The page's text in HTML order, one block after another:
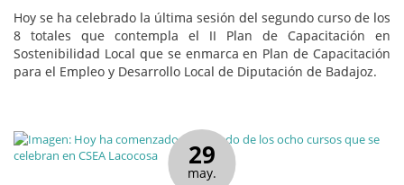
Hoy se ha celebrado la última sesión del segundo curso de los
8 totales que contempla el II Plan de Capacitación en
Sostenibilidad Local que se enmarca en Plan de Capacitación
para el Empleo y Desarrollo Local de Diputación de Badajoz.
29
may.